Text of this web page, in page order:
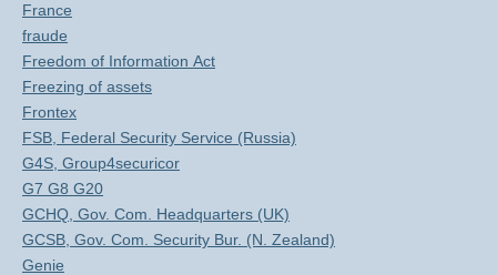
France
fraude
Freedom of Information Act
Freezing of assets
Frontex
FSB, Federal Security Service (Russia)
G4S, Group4securicor
G7 G8 G20
GCHQ, Gov. Com. Headquarters (UK)
GCSB, Gov. Com. Security Bur. (N. Zealand)
Genie